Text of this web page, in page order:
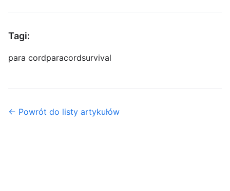
Tagi:
para cordparacordsurvival
← Powrót do listy artykułów